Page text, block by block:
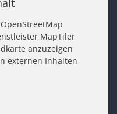
MapTiler
anzuzeigen
externen Inhalten